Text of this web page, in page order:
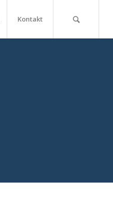
Kontakt